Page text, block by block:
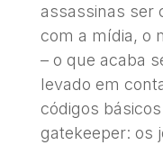
assassinas ser
com a mídia, o
– o que acaba
levado em
códigos
gatekeeper: os